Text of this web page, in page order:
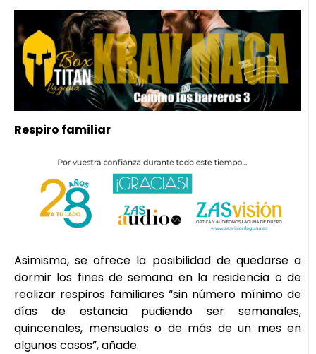
Respiro familiar
Asimismo, se ofrece la posibilidad de quedarse a
dormir los fines de semana en la residencia o de
realizar respiros familiares “sin número mínimo de
días de estancia pudiendo ser semanales,
quincenales, mensuales o de más de un mes en
algunos casos”, añade.